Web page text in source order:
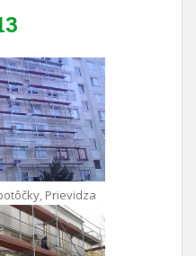
Prievidza